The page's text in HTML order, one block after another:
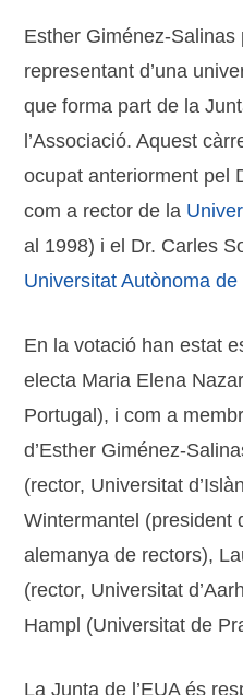
Esther Giménez-
representant d’una
que forma part de la
l’Associació. Aquest
ocupat anteriorment pel
com a rector de la
al 1998) i el Dr. Carles
Universitat Autònoma
En la votació han estat
electa Maria Elena
Portugal), i com a
d’Esther Giménez-
(rector, Universitat
Wintermantel (president
alemanya de rectors),
(rector, Universitat
Hampl (Universitat de
La Junta de l’EUA és